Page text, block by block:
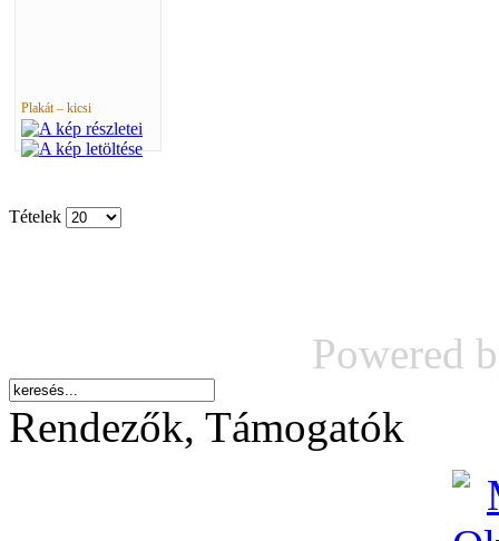
Plakát – kicsi
Tételek
Powered
Rendezők, Támogatók